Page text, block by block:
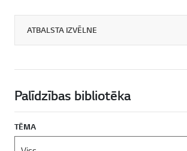
ATBALSTA IZVĒLNE
Palīdzības bibliotēka
TĒMA